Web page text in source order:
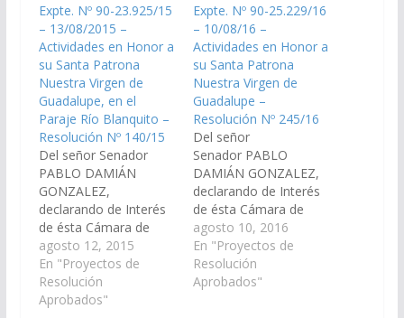
Expte. Nº 90-23.925/15
– 13/08/2015 –
Actividades en Honor a
su Santa Patrona
Nuestra Virgen de
Guadalupe, en el
Paraje Río Blanquito –
Resolución Nº 140/15
Del señor Senador
PABLO DAMIÁN
GONZALEZ,
declarando de Interés
de ésta Cámara de
Senadores de la
Provincia, las
actividades en Honor a
su Santa Patrona
agosto 12, 2015
En "Proyectos de
Resolución
Aprobados"
Expte. Nº 90-25.229/16
– 10/08/16 –
Actividades en Honor a
su Santa Patrona
Nuestra Virgen de
Guadalupe –
Resolución Nº 245/16
Del señor
Senador PABLO
DAMIÁN GONZALEZ,
declarando de Interés
de ésta Cámara de
Senadores de la
Provincia, las
actividades en Honor a
su Santa Patrona
agosto 10, 2016
En "Proyectos de
Resolución
Aprobados"